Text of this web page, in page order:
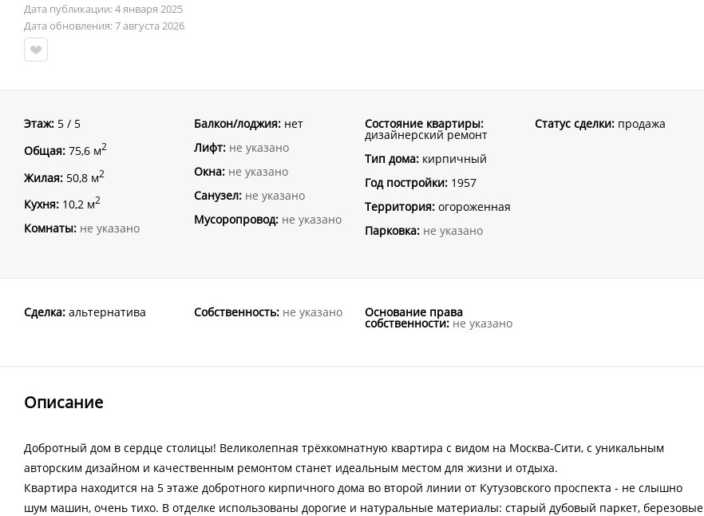
Дата публикации: 4 января 2025
Дата обновления: 7 августа 2026
Этаж: 5 / 5
Общая: 75,6 м2
Жилая: 50,8 м2
Кухня: 10,2 м2
Комнаты: не указано
Балкон/лоджия: нет
Лифт: не указано
Окна: не указано
Санузел: не указано
Мусоропровод: не указано
Состояние квартиры:
дизайнерский ремонт
Тип дома:кирпичный
Год постройки:1957
Территория:огороженная
Парковка: не указано
Статус сделки:продажа
Сделка: альтернатива Собственность: не указано Основание права
собственности: не указано
Описание
Добротный дом в сердце столицы! Великолепная трёхкомнатную квартира с видом на Москва-Сити, с уникальным
авторским дизайном и качественным ремонтом станет идеальным местом для жизни и отдыха.
Квартира находится на 5 этаже добротного кирпичного дома во второй линии от Кутузовского проспекта - не слышно
шум машин, oчень тихо. В отделке использованы дорогие и натуральные материалы: старый дубовый паркет, березовые